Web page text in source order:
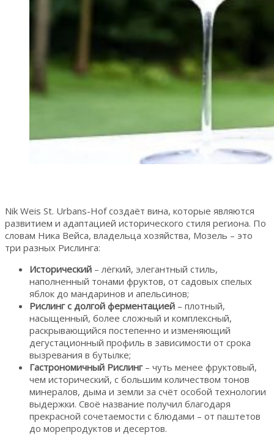
Nik Weis St. Urbans-Hof создаёт вина, которые являются
развитием и адаптацией исторического стиля региона. По
словам Ника Вейса, владельца хозяйства, Мозель – это
три разных Рислинга:
Исторический – лёгкий, элегантный стиль,
наполненный тонами фруктов, от садовых спелых
яблок до мандаринов и апельсинов;
Рислинг с долгой ферментацией – плотный,
насыщенный, более сложный и комплексный,
раскрывающийся постепенно и изменяющий
дегустационный профиль в зависимости от срока
вызревания в бутылке;
Гастрономичный Рислинг– чуть менее фруктовый,
чем исторический, с большим количеством тонов
минералов, дыма и земли за счёт особой технологии
выдержки. Своё название получил благодаря
прекрасной сочетаемости с блюдами – от паштетов
до морепродуктов и десертов.